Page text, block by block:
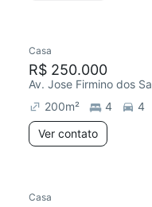
Casa
R$ 250.000
200m² 4
4
Ver contato
Casa